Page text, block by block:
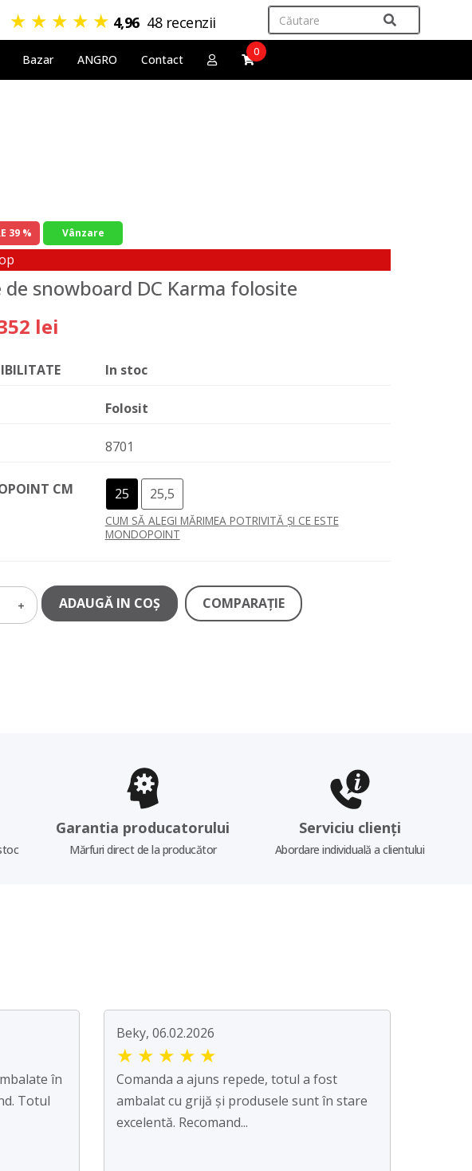
★ ★ ★ ★ ★ 4,96 48 recenzii
Bazar ANGRO Contact
0
39 % Vânzare
de snowboard DC Karma folosite
lei
In stoc
Folosit
8701
CM 25 25,5
CUM SĂ ALEGI MĂRIMEA POTRIVITĂ ȘI CE ESTE
MONDOPOINT
ADAUGĂ IN COŞ COMPARAŢIE
Garantia producatorului
Mărfuri direct de la producător
Serviciu clienți
Abordare individuală a clientului
în
Totul
Beky, 06.02.2026
★ ★ ★ ★ ★
Comanda a ajuns repede, totul a fost
ambalat cu grijă și produsele sunt în stare
excelentă. Recomand...